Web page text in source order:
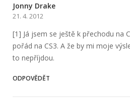
Jonny Drake
21. 4. 2012
[1] Já jsem se ještě k přechodu na
pořád na CS3. A že by mi moje
to nepříjdou.
ODPOVĚDĚT